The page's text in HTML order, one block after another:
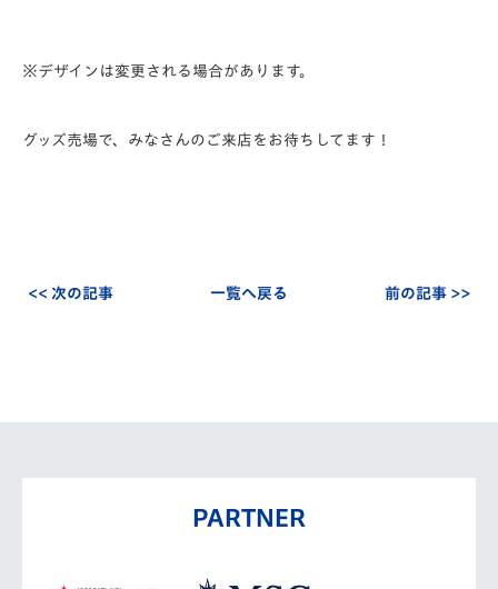
※デザインは変更される場合があります。
グッズ売場で、みなさんのご来店をお待ちしてます！
<< 次の記事 一覧へ戻る 前の記事 >>
PARTNER